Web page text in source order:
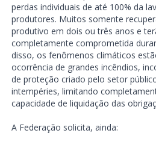
perdas individuais de até 100% da
produtores. Muitos somente
produtivo em dois ou três anos e
completamente comprometida
disso, os fenômenos climáticos
ocorrência de grandes incêndios,
de proteção criado pelo setor
intempéries, limitando
capacidade de liquidação das
A Federação solicita, ainda: